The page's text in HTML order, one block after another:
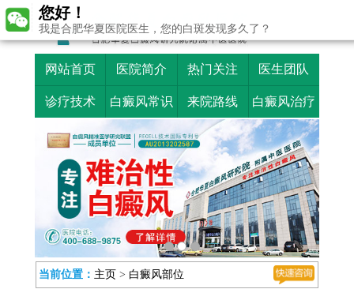
网站首页 医院简介 热门关注 医生团队
诊疗技术 白癜风常识 来院路线 白癜风治疗
当前位置： 主页 > 白癜风部位
您好！
我是合肥华夏医院医生，您的白斑发现多久了？